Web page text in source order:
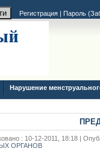
Регистрация | Пароль (
Нарушение
: 10-12-2011, 18:18 |
ОРГАНОВ